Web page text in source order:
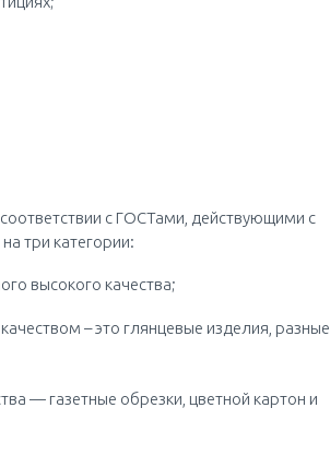
с ГОСТами, действующими с
три категории:
высокого качества;
– это глянцевые изделия, разные
— газетные обрезки, цветной картон и